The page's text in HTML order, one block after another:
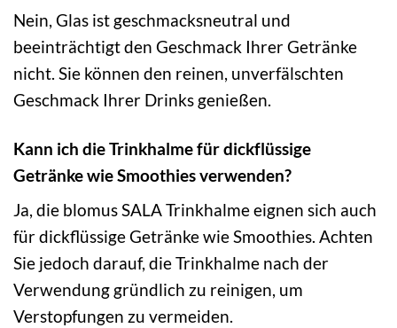
Nein, Glas ist geschmacksneutral und
beeinträchtigt den Geschmack Ihrer Getränke
nicht. Sie können den reinen, unverfälschten
Geschmack Ihrer Drinks genießen.
Kann ich die Trinkhalme für dickflüssige
Getränke wie Smoothies verwenden?
Ja, die blomus SALA Trinkhalme eignen sich auch
für dickflüssige Getränke wie Smoothies. Achten
Sie jedoch darauf, die Trinkhalme nach der
Verwendung gründlich zu reinigen, um
Verstopfungen zu vermeiden.